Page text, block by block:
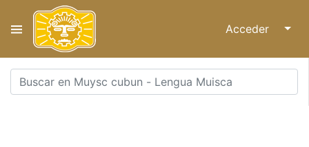
Acceder ↓